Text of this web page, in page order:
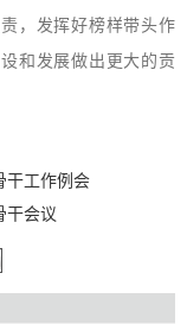
，发挥好榜样带头作
和发展做出更大的贡
干工作例会
干会议